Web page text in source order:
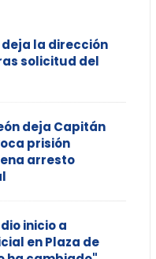
la dirección
solicitud del
deja Capitán
prisión
arresto
inicio a
en Plaza de